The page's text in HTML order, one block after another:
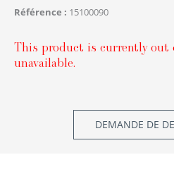
Référence 15100090
This product is currently out
unavailable.
DEMANDE DE